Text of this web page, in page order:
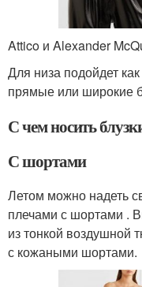
Attico и Alexander
Для низа подойдет
прямые или широкие
С чем носить
С шортами
Летом можно надеть
плечами с шортами .
из тонкой воздушной
с кожаными шортами.